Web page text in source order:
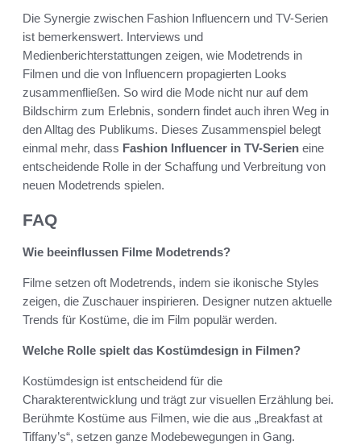
Die Synergie zwischen Fashion Influencern und TV-Serien
ist bemerkenswert. Interviews und
Medienberichterstattungen zeigen, wie Modetrends in
Filmen und die von Influencern propagierten Looks
zusammenfließen. So wird die Mode nicht nur auf dem
Bildschirm zum Erlebnis, sondern findet auch ihren Weg in
den Alltag des Publikums. Dieses Zusammenspiel belegt
einmal mehr, dass Fashion Influencer in TV-Serien eine
entscheidende Rolle in der Schaffung und Verbreitung von
neuen Modetrends spielen.
FAQ
Wie beeinflussen Filme Modetrends?
Filme setzen oft Modetrends, indem sie ikonische Styles
zeigen, die Zuschauer inspirieren. Designer nutzen aktuelle
Trends für Kostüme, die im Film populär werden.
Welche Rolle spielt das Kostümdesign in Filmen?
Kostümdesign ist entscheidend für die
Charakterentwicklung und trägt zur visuellen Erzählung bei.
Berühmte Kostüme aus Filmen, wie die aus „Breakfast at
Tiffany’s“, setzen ganze Modebewegungen in Gang.